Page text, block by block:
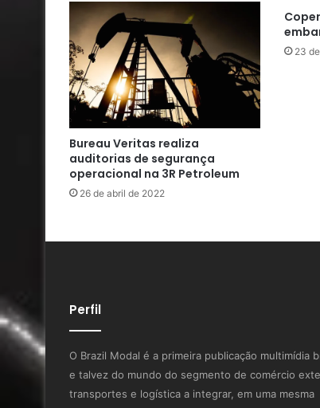
Bureau Veritas realiza
auditorias de segurança
operacional na 3R Petroleum
26 de abril de 2022
23
Perfil
O Brazil Modal é a primeira publicação multimídia
e talvez do mundo do segmento de comércio
transportes e logística a integrar, em uma mesma